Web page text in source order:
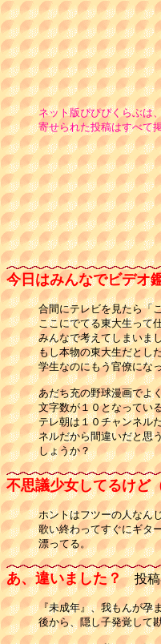
ネット版ぴぴぴくらぶは
寄せられた投稿はすべて
今日はみんなでビデオ
合間にテレビを見たら「
ここにでてる東大生って
みんなで考えてしまいま
もし本物の東大生だとし
学生なのにもう官僚にな
あだち充の野球漫画でよ
文字数が１０となってい
テレ朝は１０チャンネル
ネルだから間違いだと思
しょうか？
不思議少女してるけど
ホントはフツーの人なん
歌い終わってすぐにギタ
漂ってる。
あ、違いました？投稿
『未成年』、我もんが孕
後から、隠し子発覚して